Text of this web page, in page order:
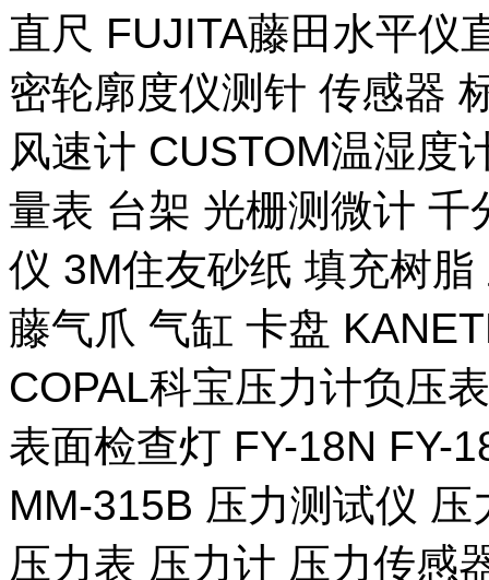
直尺 FUJITA藤田水平仪
密轮廓度仪测针 传感器
风速计 CUSTOM温湿度
量表 台架 光栅测微计
仪 3M住友砂纸 填充树
藤气爪 气缸 卡盘
COPAL科宝压力计负压
表面检查灯 FY-18N FY-
MM-315B 压力测试仪
压力表 压力计 压力传感